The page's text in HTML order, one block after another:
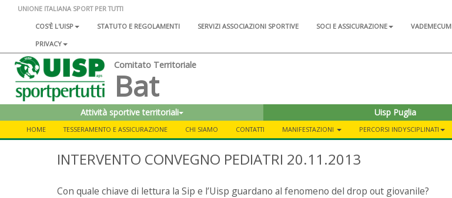
UNIONE ITALIANA SPORT PER TUTTI
COS'È L'UISP
STATUTO E REGOLAMENTI SERVIZI ASSOCIAZIONI SPORTIVE SOCI E ASSICURAZIONE VADEMECUM
PRIVACY
Comitato Territoriale
Bat
Attività sportive territoriali Uisp Puglia
HOME TESSERAMENTO E ASSICURAZIONE CHI SIAMO CONTATTI MANIFESTAZIONI PERCORSI INDYSCIPLINATI
INTERVENTO CONVEGNO PEDIATRI 20.11.2013
Con quale chiave di lettura la Sip e l’Uisp guardano al fenomeno del drop out giovanile?